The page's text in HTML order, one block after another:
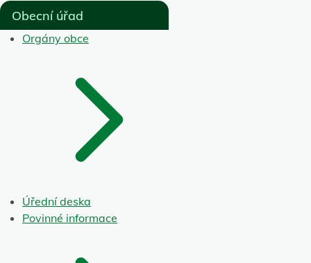
Obecní úřad
Orgány obce
Úřední deska
Povinné informace